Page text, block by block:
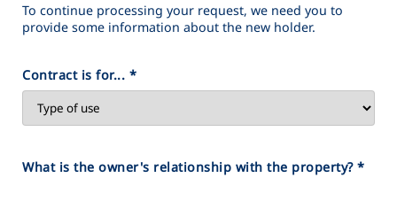
To continue processing your request, we need you to
provide some information about the new holder.
Contract is for... *
What is the owner's relationship with the property? *